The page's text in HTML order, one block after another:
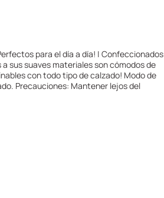
para el día a día! | Confeccionados
sus suaves materiales son cómodos de
con todo tipo de calzado! Modo de
Precauciones: Mantener lejos del